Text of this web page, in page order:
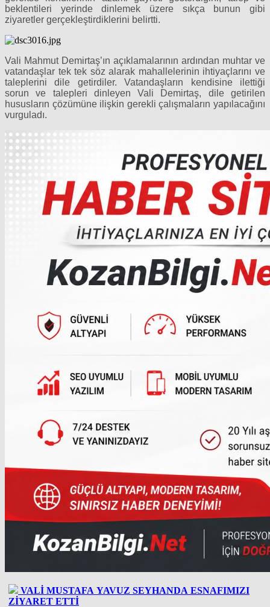
beklentileri yerinde dinlemek üzere sıkça bunun gibi
ziyaretler gerçekleştirdiklerini belirtti.
Vali Mahmut Demirtaş’ın açıklamalarının ardından muhtar ve
vatandaşlar tek tek söz alarak mahallelerinin ihtiyaçlarını ve
taleplerini dile getirdiler. Vatandaşların kendisine ilettiği
sorun ve talepleri dinleyen Vali Demirtaş, dile getirilen
hususların çözümüne ilişkin gerekli çalışmaların yapılacağını
vurguladı.
VALİ MUSTAFA YAVUZ SEYHANDA ESNAFIMIZI
ZİYARET ETTİ